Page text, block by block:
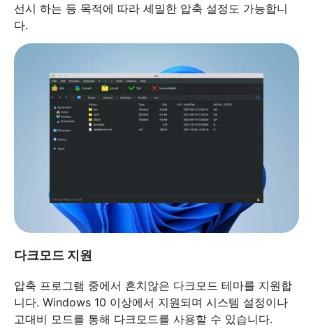
선시 하는 등 목적에 따라 세밀한 압축 설정도 가능합니
다.
다크모드 지원
압축 프로그램 중에서 흔치않은 다크모드 테마를 지원합
니다. Windows 10 이상에서 지원되며 시스템 설정이나
고대비 모드를 통해 다크모드를 사용할 수 있습니다.